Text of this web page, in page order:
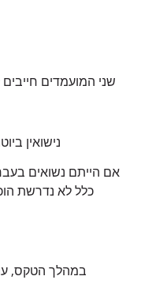
שני ​​המועמדים חייבים
נישואין
אם הייתם נשואים
כלל לא נדרשת
במהלך הטקס,